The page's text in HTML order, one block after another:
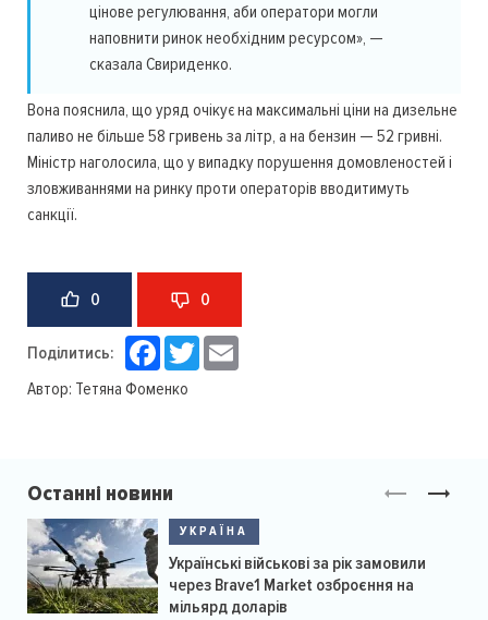
цінове регулювання, аби оператори могли
наповнити ринок необхідним ресурсом», —
сказала Свириденко.
Вона пояснила, що уряд очікує на максимальні ціни на дизельне
паливо не більше 58 гривень за літр, а на бензин — 52 гривні.
Міністр наголосила, що у випадку порушення домовленостей і
зловживаннями на ринку проти операторів вводитимуть
санкції.
0 0
Поділитись: Facebook
Twitter
Автор: Тетяна Фоменко
Останні новини
УКРАЇНА
Українські військові за рік замовили
через Brave1 Market озброєння на
мільярд доларів